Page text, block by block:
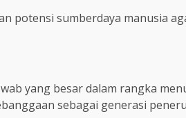
potensi sumberdaya manusia
yang besar dalam rangka
sebagai generasi